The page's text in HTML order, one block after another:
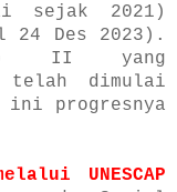
sejak 2021)
24 Des 2023).
II yang
telah dimulai
progresnya
UNESCAP